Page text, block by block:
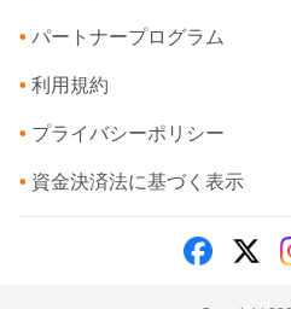
• パートナープログラム
• 利用規約
• プライバシーポリシー
• 資金決済法に基づく表示